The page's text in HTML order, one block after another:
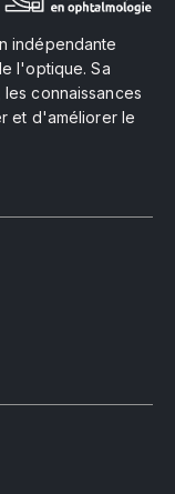
indépendante
l'optique. Sa
connaissances
et d'améliorer le